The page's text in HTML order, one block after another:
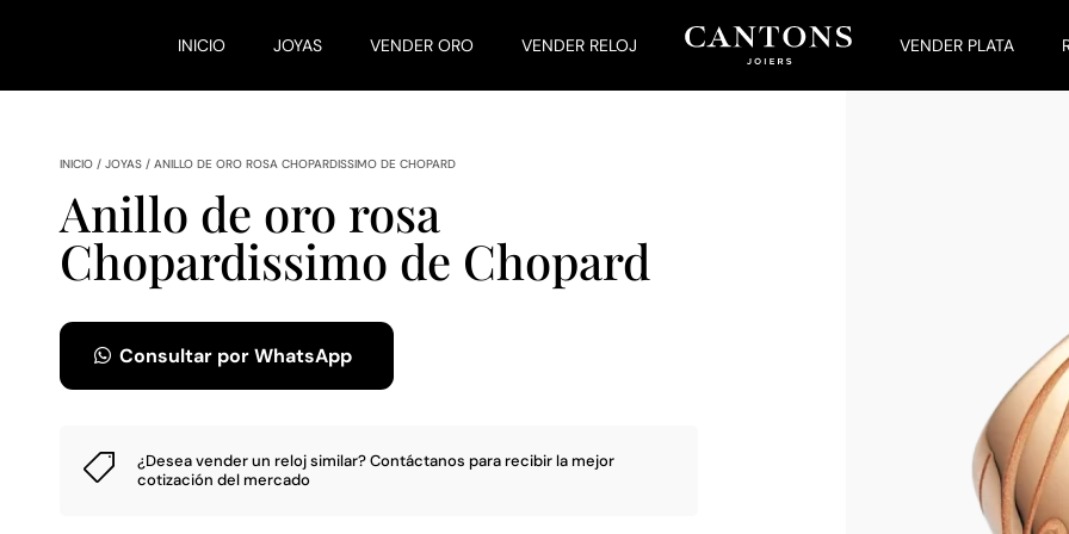
INICIO JOYAS VENDER ORO VENDER RELOJ VENDER PLATA
INICIO / JOYAS / ANILLO DE ORO ROSA CHOPARDISSIMO DE CHOPARD
Anillo de oro rosa
Chopardissimo de Chopard
Consultar por WhatsApp
 ¿Desea vender un reloj similar?Contáctanos para recibir la mejor
cotización del mercado